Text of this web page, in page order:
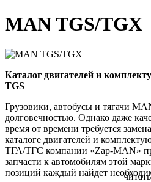
MAN TGS/TGX
Каталог двигателей и
TGS
Грузовики, автобусы и тягачи
долговечностью. Однако даже
время от времени требуется
каталоге двигателей и
ТГА/ТГС компании «Zap-MAN»
запчасти к автомобилям этой
позиций каждый найдет
читать